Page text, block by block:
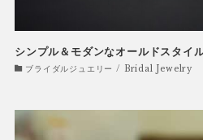
シンプル＆モダンなオールドスタイ
ブライダルジュエリー / Bridal Jewelry